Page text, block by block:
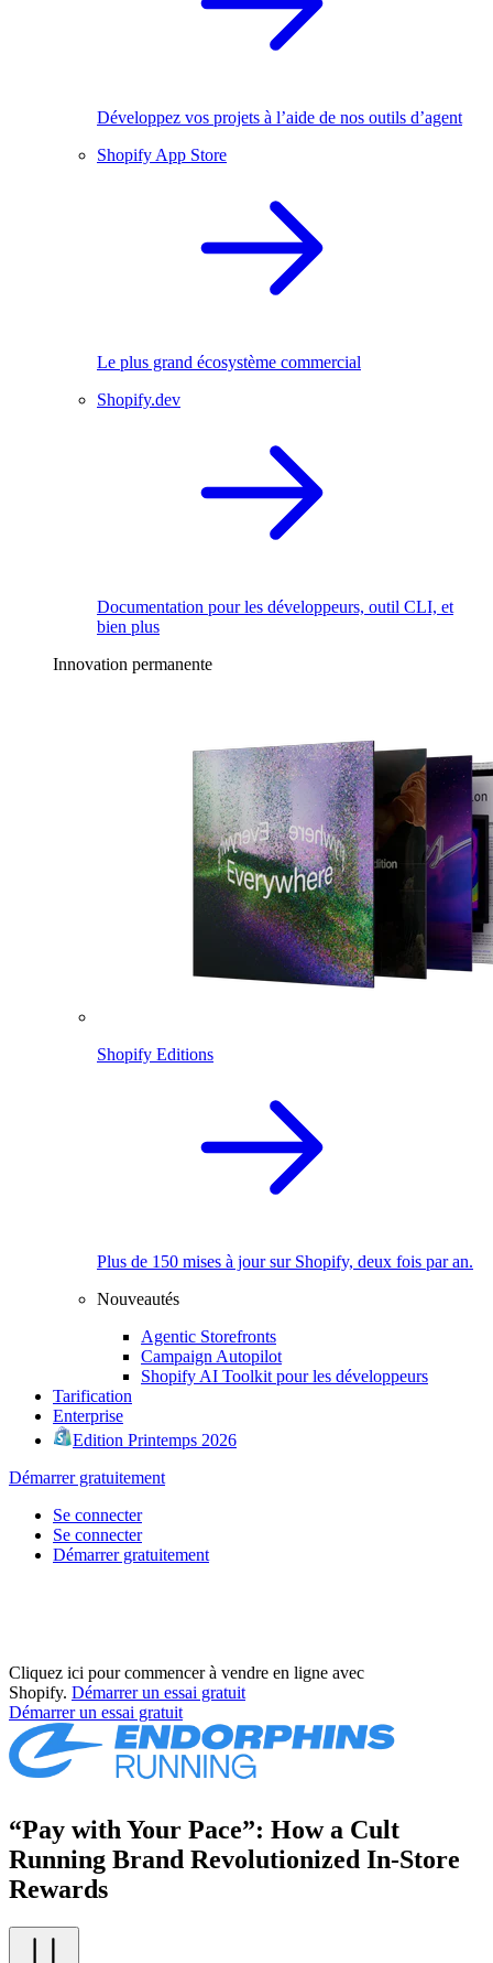
Développez vos projets à l’aide de nos outils d’agent
Shopify App Store
Le plus grand écosystème commercial
Shopify.dev
Documentation pour les développeurs, outil CLI, et
bien plus
Innovation permanente
Shopify Editions
Plus de 150 mises à jour sur Shopify, deux fois par an.
Nouveautés
Agentic Storefronts
Campaign Autopilot
Shopify AI Toolkit pour les développeurs
Tarification
Enterprise
Edition Printemps 2026
Démarrer gratuitement
Se connecter
Se connecter
Démarrer gratuitement
Cliquez ici pour commencer à vendre en ligne avec
Shopify. Démarrer un essai gratuit
Démarrer un essai gratuit
“Pay with Your Pace”: How a Cult
Running Brand Revolutionized In-Store
Rewards